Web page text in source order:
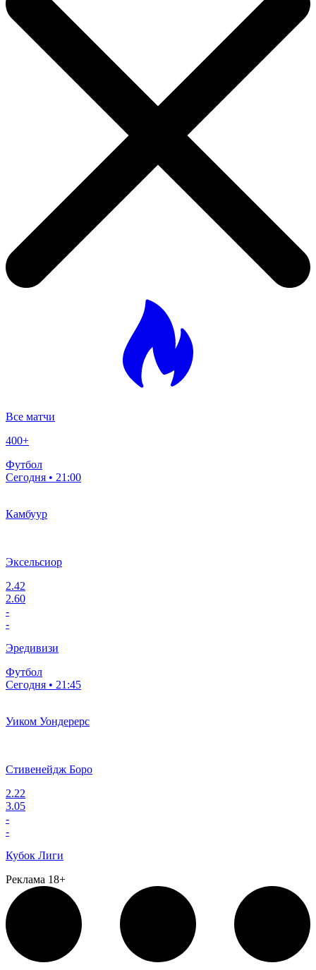
Все матчи
400+
Футбол
Сегодня • 21:00
Камбуур
Эксельсиор
2.42
2.60
-
-
Эредивизи
Футбол
Сегодня • 21:45
Уиком Уондерерс
Стивенейдж Боро
2.22
3.05
-
-
Кубок Лиги
Реклама 18+